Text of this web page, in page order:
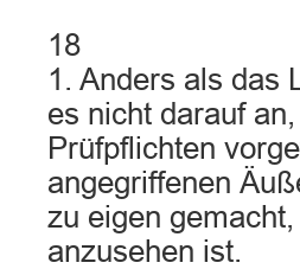
18
1. Anders als das
es nicht darauf
Prüfpflichten
angegriffenen
zu eigen
anzusehen ist.